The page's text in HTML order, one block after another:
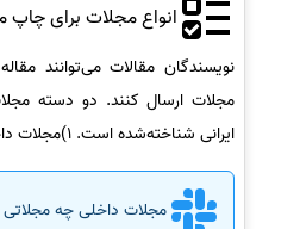
انواع مجلات برای چاپ
نویسندگان مقالات می‌توانند
مجلات ارسال کنند. دو دسته
ایرانی شناخته‌شده است. 1)مجلات داخلی 2)مجلات خارجی
مجلات داخلی چه